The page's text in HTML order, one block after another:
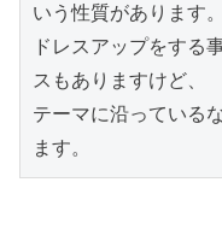
いう性質があります。
ドレスアップをする
スもありますけど、
テーマに沿っている
ます。